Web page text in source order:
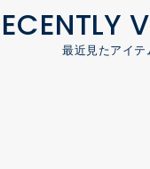
最近見たアイテ